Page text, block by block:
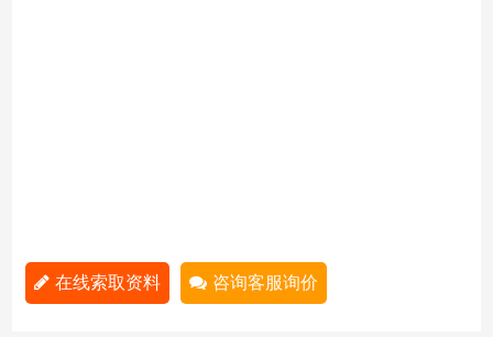
在线索取资料 咨询客服询价